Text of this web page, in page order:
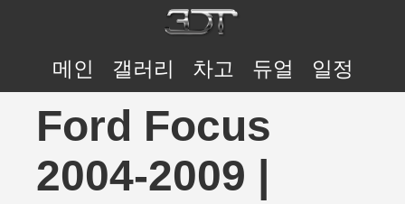
메인 갤러리 차고 듀얼 일정
Ford Focus
2004-2009 |